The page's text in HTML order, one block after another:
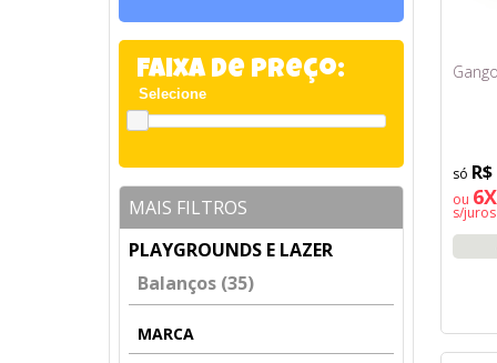
Faixa de Preço:
MAIS FILTROS
PLAYGROUNDS E LAZER
Balanços (35)
MARCA
ou
s/juros